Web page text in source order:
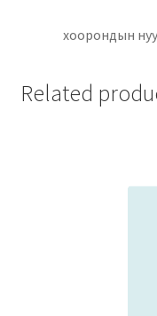
хоорондын
Related